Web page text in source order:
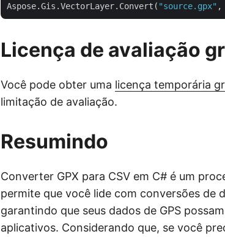
Aspose.Gis.VectorLayer.Convert( "source.gpx" ,
Licença de avaliação
Você pode obter uma licença temporária
limitação de avaliação.
Resumindo
Converter GPX para CSV em C# é um
permite que você lide com conversões de
garantindo que seus dados de GPS
aplicativos. Considerando que, se você